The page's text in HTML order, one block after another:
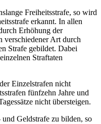
Freiheitsstrafe, so wird
erkannt. In allen
Erhöhung der
verschiedener Art durch
Strafe gebildet. Dabei
Straftaten
Einzelstrafen nicht
fünfzehn Jahre und
nicht übersteigen.
und Geldstrafe zu bilden, so